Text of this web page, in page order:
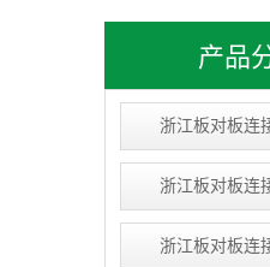
产品
浙江板对板连
浙江板对板连
浙江板对板连